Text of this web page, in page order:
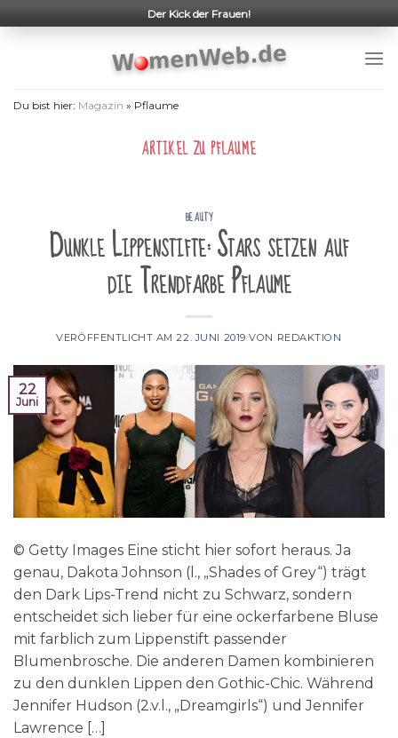
to
Der Kick der Frauen!
Du bist hier: Magazin » Pflaume
ARTIKEL ZUPFLAUME
BEAUTY
Dunkle Lippenstifte: Stars setzen auf
die Trendfarbe Pflaume
VERÖFFENTLICHT AM22. JUNI 2019 VON REDAKTION
22
Juni
© Getty Images Eine sticht hier sofort heraus. Ja
genau, Dakota Johnson (l., „Shades of Grey“) trägt
den Dark Lips-Trend nicht zu Schwarz, sondern
entscheidet sich lieber für eine ockerfarbene Bluse
mit farblich zum Lippenstift passender
Blumenbrosche. Die anderen Damen kombinieren
zu den dunklen Lippen den Gothic-Chic. Während
Jennifer Hudson (2.v.l., „Dreamgirls“) und Jennifer
Lawrence […]